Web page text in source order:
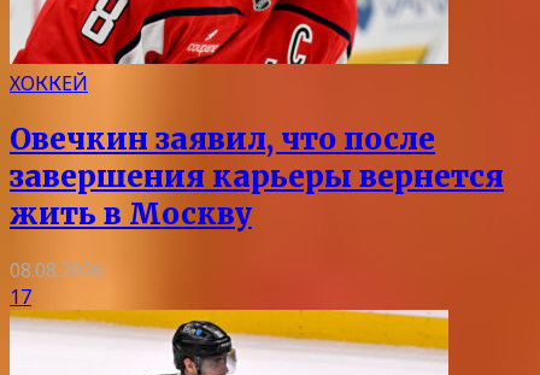
ХОККЕЙ
Овечкин заявил, что после
завершения карьеры вернется
жить в Москву
08.08.2026
17